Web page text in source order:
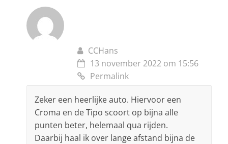
CCHans
13 november 2022 om 15:56
Permalink
Zeker een heerlijke auto. Hiervoor een
Croma en de Tipo scoort op bijna alle
punten beter, helemaal qua rijden.
Daarbij haal ik over lange afstand bijna de